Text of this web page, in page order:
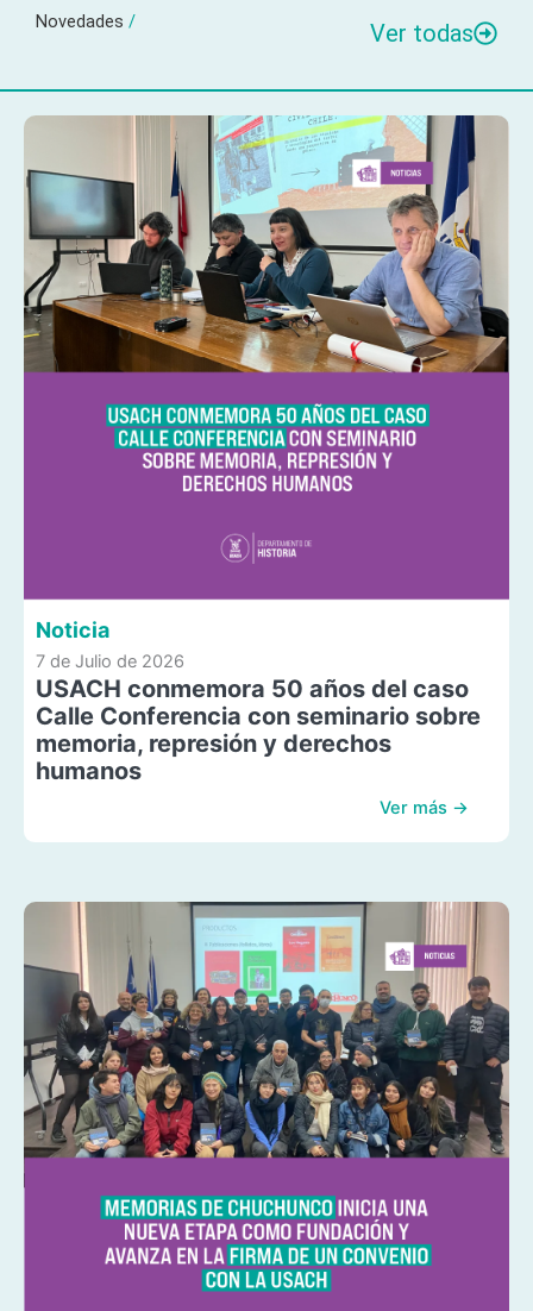
Novedades / Ver todas
Noticia
7 de Julio de 2026
USACH conmemora 50 años del caso
Calle Conferencia con seminario sobre
memoria, represión y derechos
humanos
Ver más →